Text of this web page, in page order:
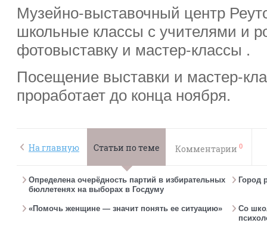
Музейно-выставочный центр
школьные классы с учителями и
фотовыставку и мастер-классы .
Посещение выставки и мастер-
проработает до конца ноября.
На главную Статьи по теме Комментарии 0
Определена очерёдность партий в избирательных
бюллетенях на выборах в Госдуму
Город
«Помочь женщине — значит понять ее ситуацию»
Со